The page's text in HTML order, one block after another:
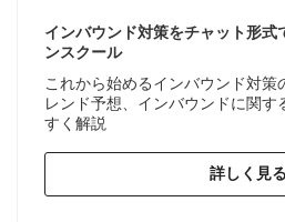
インバウンド対策をチャット形式
ンスクール
これから始めるインバウンド対策
レンド予想、インバウンドに関す
すく解説
詳しく見る